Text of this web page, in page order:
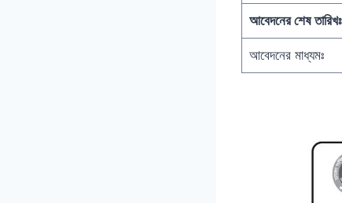
আবেদনের শেষ তারিখঃ
আবেদনের মাধ্যমঃ